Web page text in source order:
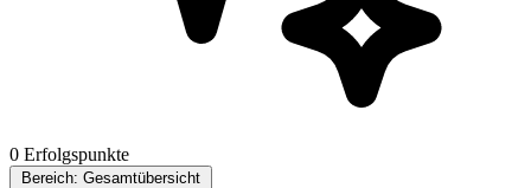
0 Erfolgspunkte
Bereich: Gesamtübersicht